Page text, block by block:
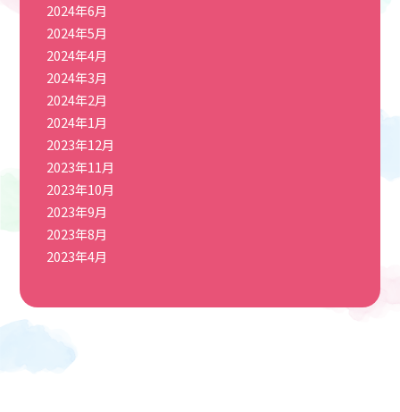
2024年6月
2024年5月
2024年4月
2024年3月
2024年2月
2024年1月
2023年12月
2023年11月
2023年10月
2023年9月
2023年8月
2023年4月